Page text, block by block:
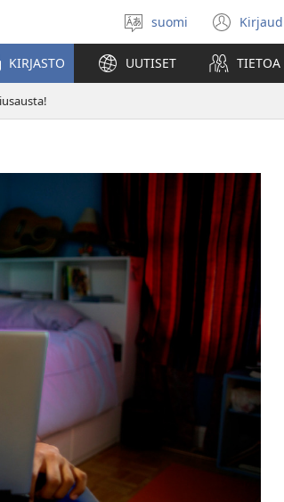
Valitse
kieli
suomi
(avaa
KIRJASTO UUTISET TIETOA